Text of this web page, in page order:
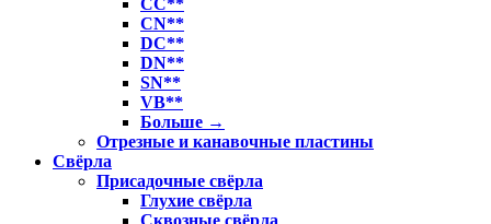
CC**
CN**
DC**
DN**
SN**
VB**
Больше →
Отрезные и канавочные пластины
Свёрла
Присадочные свёрла
Глухие свёрла
Сквозные свёрла